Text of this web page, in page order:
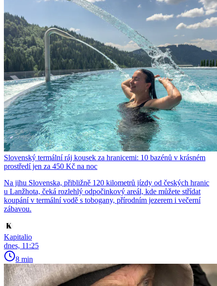
Slovenský termální ráj kousek za hranicemi: 10 bazénů v krásném
prostředí jen za 450 Kč na noc
Na jihu Slovenska, přibližně 120 kilometrů jízdy od českých hranic
u Lanžhota, čeká rozlehlý odpočinkový areál, kde můžete střídat
koupání v termální vodě s tobogany, přírodním jezerem i večerní
zábavou.
Kapitalio
dnes, 11:25
8 min